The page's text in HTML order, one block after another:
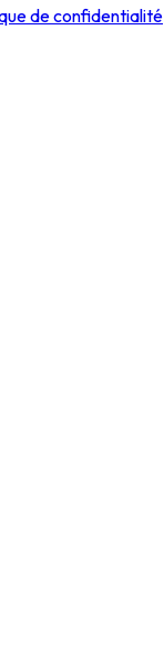
de confidentialité